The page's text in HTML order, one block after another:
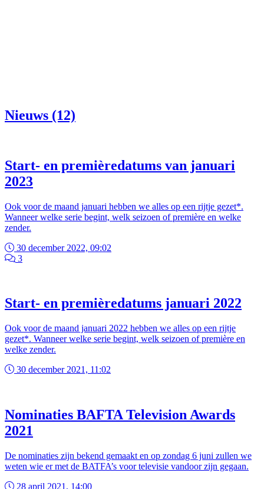
Nieuws (12)
Start- en premièredatums van januari
2023
Ook voor de maand januari hebben we alles op een rijtje gezet*.
Wanneer welke serie begint, welk seizoen of première en welke
zender.
30 december 2022, 09:02
3
Start- en premièredatums januari 2022
Ook voor de maand januari 2022 hebben we alles op een rijtje
gezet*. Wanneer welke serie begint, welk seizoen of première en
welke zender.
30 december 2021, 11:02
Nominaties BAFTA Television Awards
2021
De nominaties zijn bekend gemaakt en op zondag 6 juni zullen we
weten wie er met de BATFA’s voor televisie vandoor zijn gegaan.
28 april 2021, 14:00